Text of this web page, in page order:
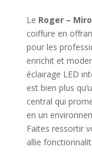
Le Roger –
coiffure en
pour les
enrichit et
éclairage LED
est bien plus
central qui
en un
Faites ressortir
allie